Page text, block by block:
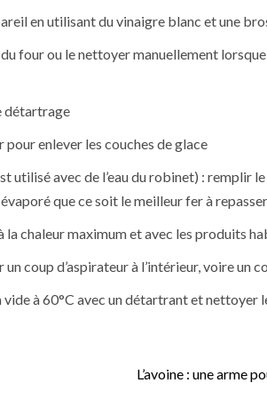
en utilisant du vinaigre blanc et une
four ou le nettoyer manuellement
détartrage
enlever les couches de glace
utilisé avec de l’eau du robinet) : remplir
que ce soit le meilleur fer à
la chaleur maximum et avec les produits
coup d’aspirateur à l’intérieur, voire un
à 60°C avec un détartrant et nettoyer
L’avoine : une arme